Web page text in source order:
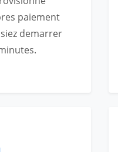
paiement
demarrer